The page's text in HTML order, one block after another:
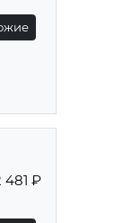
481 ₽